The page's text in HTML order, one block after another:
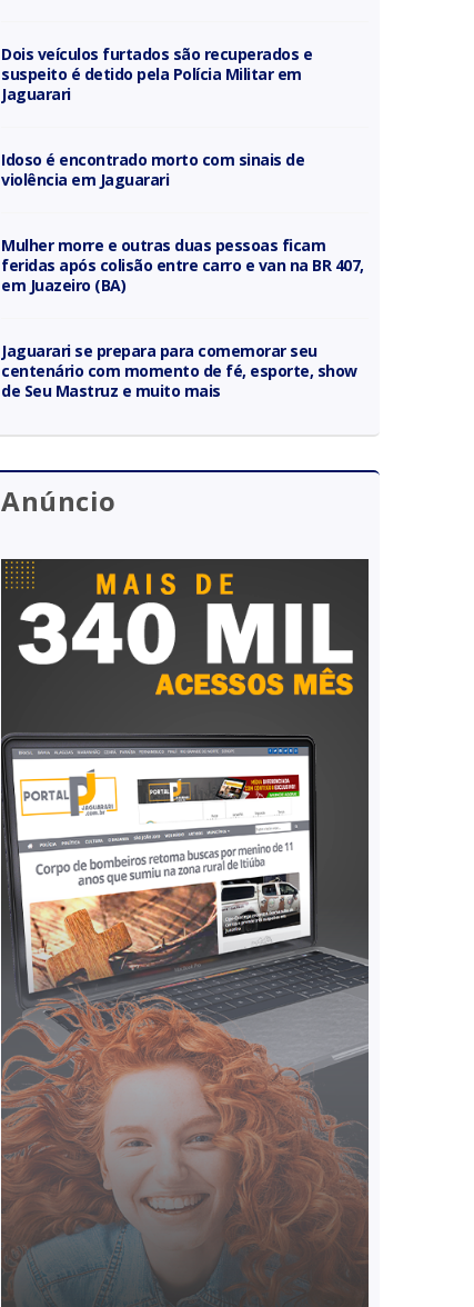
Dois veículos furtados são recuperados e
suspeito é detido pela Polícia Militar em
Jaguarari
Idoso é encontrado morto com sinais de
violência em Jaguarari
Mulher morre e outras duas pessoas ficam
feridas após colisão entre carro e van na BR 407,
em Juazeiro (BA)
Jaguarari se prepara para comemorar seu
centenário com momento de fé, esporte, show
de Seu Mastruz e muito mais
Anúncio